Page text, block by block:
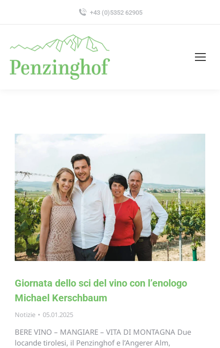
+43 (0)5352 62905
Giornata dello sci del vino con l’enologo
Michael Kerschbaum
Notizie 05.01.2025
BERE VINO – MANGIARE – VITA DI MONTAGNA Due
locande tirolesi, il Penzinghof e l’Angerer Alm,